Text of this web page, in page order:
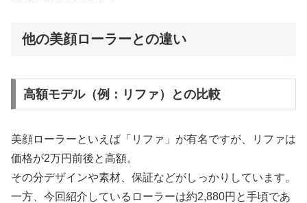
他の美顔ローラーとの違い
高額モデル（例：リファ）との比較
美顔ローラーといえば「リファ」が有名ですが、リファは
価格が2万円前後と高額。
その分デザインや素材、保証などがしっかりしています。
一方、今回紹介しているローラーは約2,880円と手頃であ